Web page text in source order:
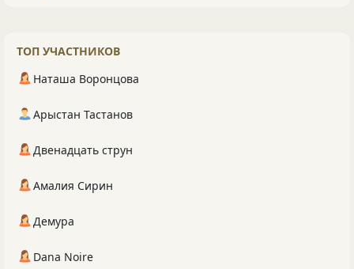
ТОП УЧАСТНИКОВ
Наташа Воронцова
Арыстан Тастанов
Двенадцать струн
Амалия Сирин
Демура
Dana Noire